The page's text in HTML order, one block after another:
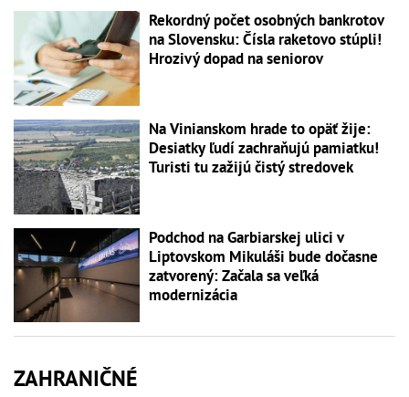
Rekordný počet osobných bankrotov
na Slovensku: Čísla raketovo stúpli!
Hrozivý dopad na seniorov
Na Vinianskom hrade to opäť žije:
Desiatky ľudí zachraňujú pamiatku!
Turisti tu zažijú čistý stredovek
Podchod na Garbiarskej ulici v
Liptovskom Mikuláši bude dočasne
zatvorený: Začala sa veľká
modernizácia
ZAHRANIČNÉ